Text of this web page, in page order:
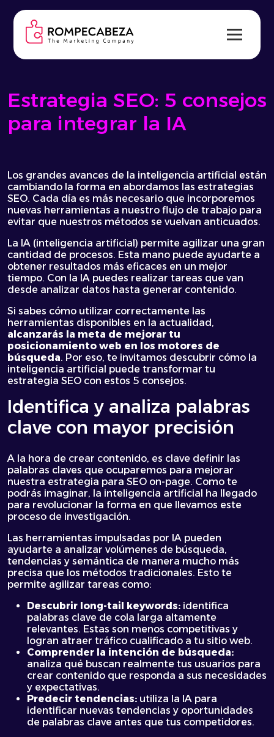
content
Estrategia SEO: 5 consejos
para integrar la IA
Los grandes avances de la inteligencia artificial están
cambiando la forma en abordamos las estrategias
SEO. Cada día es más necesario que incorporemos
nuevas herramientas a nuestro flujo de trabajo para
evitar que nuestros métodos se vuelvan anticuados.
La IA (inteligencia artificial) permite agilizar una gran
cantidad de procesos. Esta mano puede ayudarte a
obtener resultados más eficaces en un mejor
tiempo. Con la IA puedes realizar tareas que van
desde analizar datos hasta generar contenido.
Si sabes cómo utilizar correctamente las
herramientas disponibles en la actualidad,
alcanzarás la meta de mejorar tu
posicionamiento web en los motores de
búsqueda. Por eso, te invitamos descubrir cómo la
inteligencia artificial puede transformar tu
estrategia SEO con estos 5 consejos.
Identifica y analiza palabras
clave con mayor precisión
A la hora de crear contenido, es clave definir las
palabras claves que ocuparemos para mejorar
nuestra estrategia para SEO on-page. Como te
podrás imaginar, la inteligencia artificial ha llegado
para revolucionar la forma en que llevamos este
proceso de investigación.
Las herramientas impulsadas por IA pueden
ayudarte a analizar volúmenes de búsqueda,
tendencias y semántica de manera mucho más
precisa que los métodos tradicionales. Esto te
permite agilizar tareas como:
Descubrir long-tail keywords: identifica
palabras clave de cola larga altamente
relevantes. Estas son menos competitivas y
logran atraer tráfico cualificado a tu sitio web.
Comprender la intención de búsqueda:
analiza qué buscan realmente tus usuarios para
crear contenido que responda a sus necesidades
y expectativas.
Predecir tendencias: utiliza la IA para
identificar nuevas tendencias y oportunidades
de palabras clave antes que tus competidores.